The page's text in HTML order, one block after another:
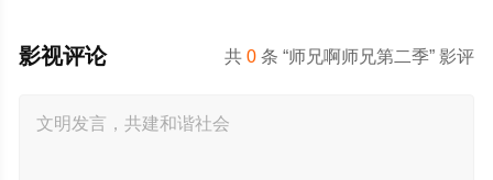
共0 条 “师兄啊师兄第二季” 影评
影视评论